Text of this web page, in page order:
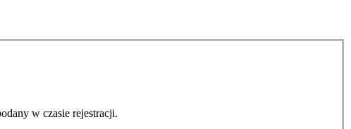
w czasie rejestracji.